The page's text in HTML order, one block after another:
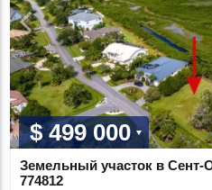
$ 499 000
Земельный участок в
774812